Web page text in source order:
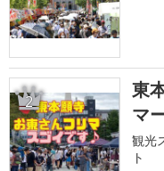
2
東
マ
観光
ト